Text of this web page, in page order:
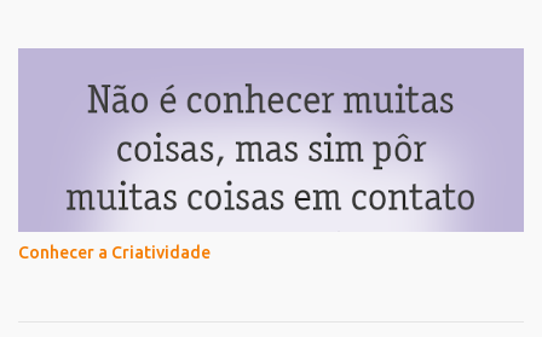
Conhecer a Criatividade